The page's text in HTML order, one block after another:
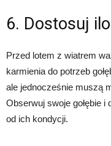
6. Dostosuj
Przed lotem z wiatrem
karmienia do potrzeb
ale jednocześnie muszą
Obserwuj swoje gołębie
od ich kondycji.